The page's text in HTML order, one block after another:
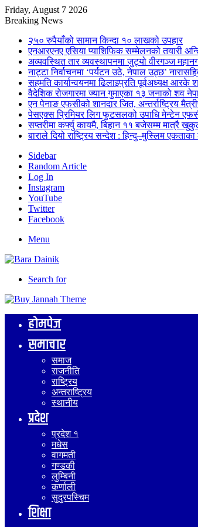
Friday, August 7 2026
Breaking News
२५० रुपैयाँको सामान किन्दा १० लाखको उपहार
एनआरएनए एसिया प्याशिफिक सम्मेलनको तयारी
अव्यवस्थित तार व्यवस्थापनमा जुट्यो वीरगञ्ज
नाट्टा निर्वाचनमा ‘पर्यटन उठे, नेपाल उठ्छ’
सहमति कार्यान्वयनमा ढिलाइप्रति पूर्वअध्यक्ष आरके
वैदेशिक रोजगारमा ज्यान गुमाएका १३ जनाको शव
एन पेनाङ एफसीको शानदार जित, अन्तर्राष्ट्रिय
पेसएक्स प्रिमियर लिग फुटसलको उपाधि मेन्टेन
सप्तरीमा कर्फ्यु कायमै, बिहान ११ बजेसम्म मात्रै
बाराले दियो राष्ट्रिय सन्देश : हिन्दु–मुस्लिम
Sidebar
Random Article
Log In
Instagram
YouTube
Twitter
Facebook
Menu
Search for
होमपेज
समाचार
समाज
राजनीति
राष्ट्रिय
अन्तराष्ट्रिय
स्थानीय
प्रदेश
प्रदेश १
मधेस
वागमती
गण्डकी
लुम्बिनी
कर्णाली
सुदुरपस्चिम
शिक्षा